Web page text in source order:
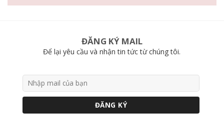
ĐĂNG KÝ MAIL
Để lại yêu cầu và nhận tin tức từ chúng tôi.